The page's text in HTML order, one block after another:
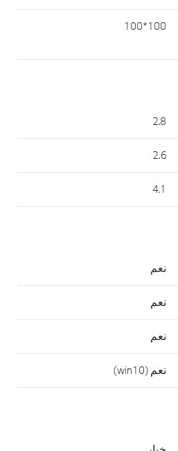
100*100
2.8
2.6
4.1
نعم
نعم
نعم
نعم (win10)